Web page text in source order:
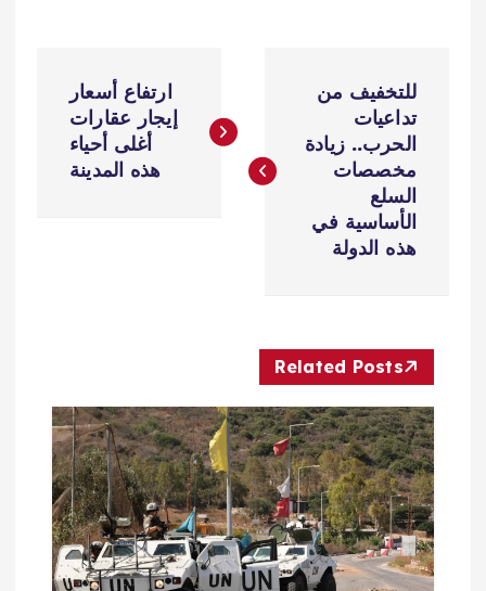
ص
م
ق
للتخفيف من
تداعيات
الحرب.. زيادة
مخصصات
السلع
الأساسية في
هذه الدولة
ارتفاع أسعار
إيجار عقارات
أغلى أحياء
هذه المدينة
Related Posts